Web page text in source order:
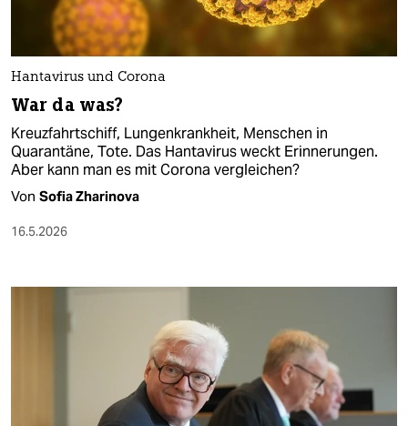
Hantavirus und Corona
War da was?
Kreuzfahrtschiff, Lungenkrankheit, Menschen in
Quarantäne, Tote. Das Hantavirus weckt Erinnerungen.
Aber kann man es mit Corona vergleichen?
Von Sofia Zharinova
16.5.2026